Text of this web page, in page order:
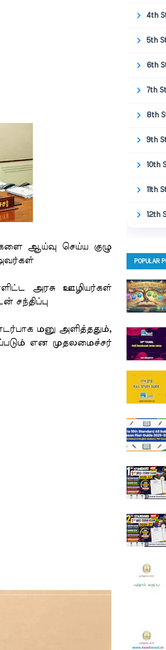
ஆய்வு செய்ய குழு
அரசு ஊழியர்கள்
சந்திப்பு
மனு அளித்ததும்,
என முதலமைச்சர்
4th
5th
6th
7th
8th
9th
10th
11th
12th
POPULAR